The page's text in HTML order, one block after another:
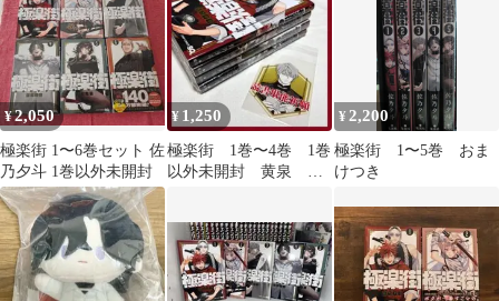
¥2,050
極楽街 1〜6巻セット 佐
乃夕斗 1巻以外未開封
¥ 1,250
極楽街 1巻〜4巻 1巻
以外未開封 黄泉 ス
¥2,200
極楽街 1〜5巻 おま
けつき